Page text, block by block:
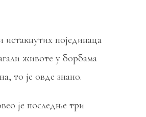
истакнутих појединаца
животе у борбама
то је овде знано.
је последње три